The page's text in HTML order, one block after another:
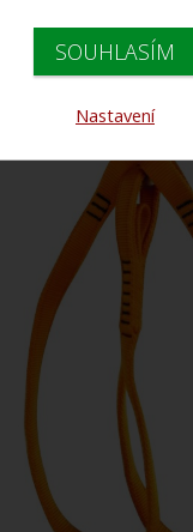
SOUHLASÍM
Nastavení